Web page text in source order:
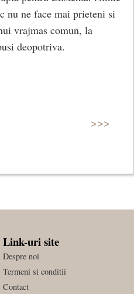
nu ne face mai prieteni si
vrajmas comun, la
deopotriva.
>>>
Link-uri site
Despre noi
Termeni si conditii
Contact